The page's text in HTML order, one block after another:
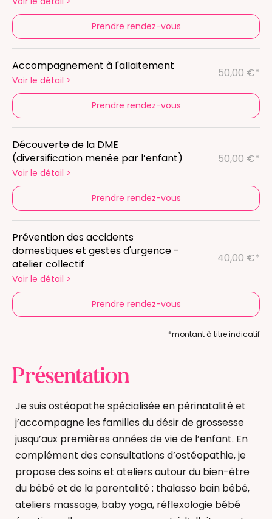
Prendre rendez-vous
Accompagnement à l'allaitement
Voir le détail >
50,00 €*
Prendre rendez-vous
Découverte de la DME
(diversification menée par l’enfant)
Voir le détail >
50,00 €*
Prendre rendez-vous
Prévention des accidents
domestiques et gestes d'urgence -
atelier collectif
Voir le détail >
40,00 €*
Prendre rendez-vous
*montant à titre indicatif
Présentation
Je suis ostéopathe spécialisée en périnatalité et
j’accompagne les familles du désir de grossesse
jusqu’aux premières années de vie de l’enfant. En
complément des consultations d’ostéopathie, je
propose des soins et ateliers autour du bien-être
du bébé et de la parentalité : thalasso bain bébé,
ateliers massage, baby yoga, réflexologie bébé